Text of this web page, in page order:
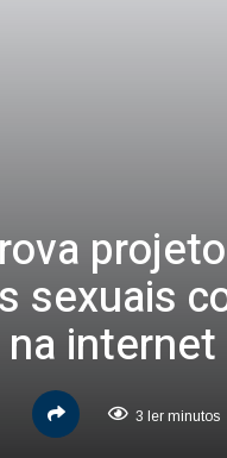
sexuais
internet
3 ler minutos